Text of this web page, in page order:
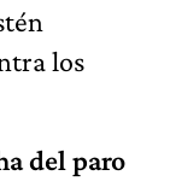
los
del paro